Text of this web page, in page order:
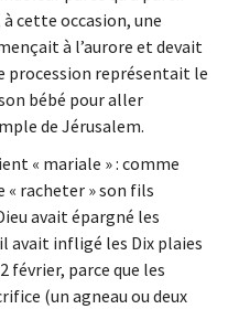
cette occasion, une
à l’aurore et devait
procession représentait le
bébé pour aller
de Jérusalem.
« mariale » : comme
racheter » son fils
avait épargné les
avait infligé les Dix plaies
février, parce que les
(un agneau ou deux